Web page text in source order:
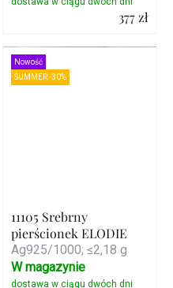
377 zł
Szczegóły
Nowość
SUMMER -30%
11105 Srebrny
pierścionek ELODIE
Ag925/1000; ≤2,18 g
W magazynie